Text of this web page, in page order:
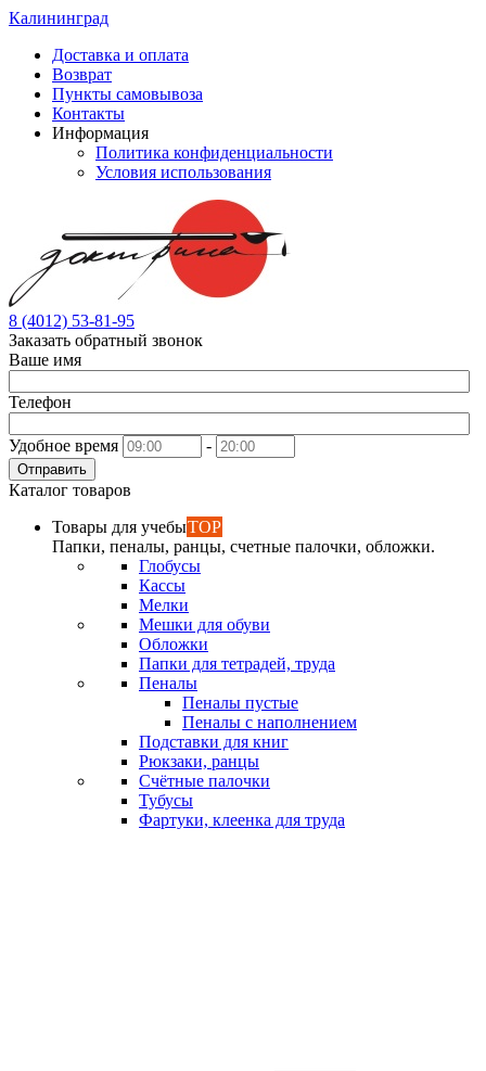
Калининград
Доставка и оплата
Возврат
Пункты самовывоза
Контакты
Информация
Политика конфиденциальности
Условия использования
8 (4012) 53-81-95
Заказать обратный звонок
Ваше имя
Телефон
Удобное время -
Отправить
Каталог товаров
Товары для учебыTOP
Папки, пеналы, ранцы, счетные палочки, обложки.
Глобусы
Кассы
Мелки
Мешки для обуви
Обложки
Папки для тетрадей, труда
Пеналы
Пеналы пустые
Пеналы с наполнением
Подставки для книг
Рюкзаки, ранцы
Счётные палочки
Тубусы
Фартуки, клеенка для труда